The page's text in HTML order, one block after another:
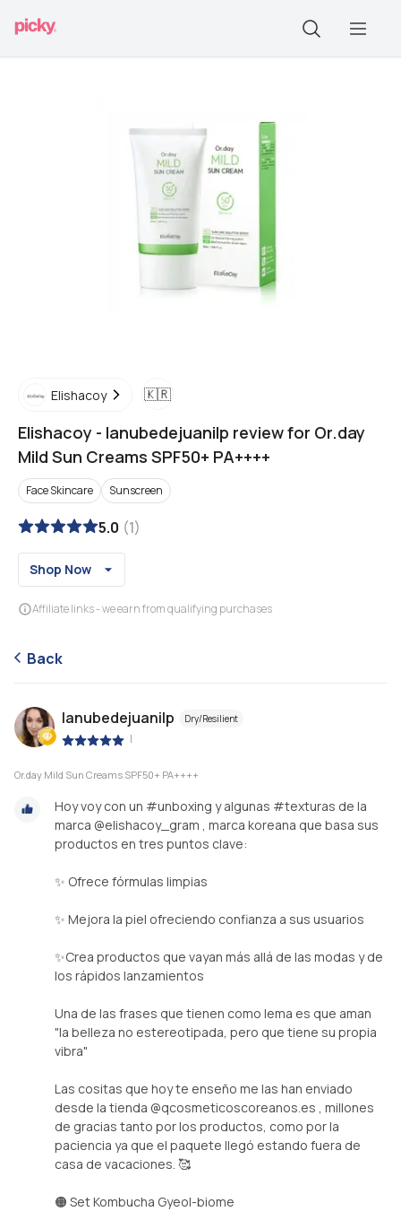
Elishacoy 🇰🇷
Elishacoy - lanubedejuanilp review for Or.day
Mild Sun Creams SPF50+ PA++++
Face Skincare Sunscreen
5.0 (1)
Shop Now
Affiliate links - we earn from qualifying purchases
Back
lanubedejuanilp Dry/Resilient
|
Or.day Mild Sun Creams SPF50+ PA++++
Hoy voy con un #unboxing y algunas #texturas de la
marca @elishacoy_gram , marca koreana que basa sus
productos en tres puntos clave:
✨️ Ofrece fórmulas limpias
✨️ Mejora la piel ofreciendo confianza a sus usuarios
✨️Crea productos que vayan más allá de las modas y de
los rápidos lanzamientos
Una de las frases que tienen como lema es que aman
"la belleza no estereotipada, pero que tiene su propia
vibra"
Las cositas que hoy te enseño me las han enviado
desde la tienda @qcosmeticoscoreanos.es , millones
de gracias tanto por los productos, como por la
paciencia ya que el paquete llegó estando fuera de
casa de vacaciones. 🥰
🟠 Set Kombucha Gyeol-biome